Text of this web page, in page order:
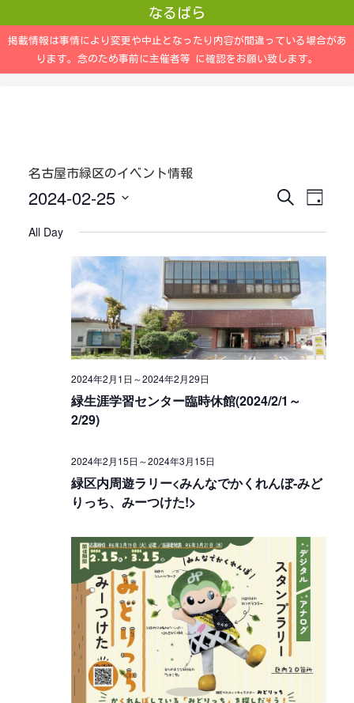
なるぱら
掲載情報は事情により変更や中止となったり内容が間違っている場合があ
ります。念のため事前に主催者等 に確認をお願い致します。
名古屋市緑区のイベント情報
E
v
e
n
t
s
e
c
a
n
d
V
i
S
r
h
E
v
e
n
t
V
N
v
D
2024-02-25
All Day
2024年2月1日 ～2024年2月29日
緑生涯学習センター臨時休館(2024/2/1～
2/29)
2024年2月15日 ～2024年3月15日
緑区内周遊ラリー<みんなでかくれんぼ‐みど
りっち、みーつけた!>